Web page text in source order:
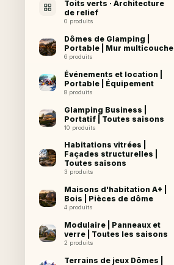
Toits verts · Architecture
de relief
0 produits
Dômes de Glamping |
Portable | Mur multicouche
6 produits
Événements et location |
Portable | Équipement
8 produits
Glamping Business |
Portatif | Toutes saisons
10 produits
Habitations vitrées |
Façades structurelles |
Toutes saisons
3 produits
Maisons d'habitation A+ |
Bois | Pièces de dôme
4 produits
Modulaire | Panneaux et
verre | Toutes les saisons
2 produits
Terrains de jeux Dômes |